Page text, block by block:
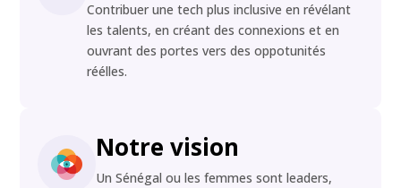
Contribuer une tech plus inclusive en révélant
les talents, en créant des connexions et en
ouvrant des portes vers des oppotunités
réélles.
Notre vision
Un Sénégal ou les femmes sont leaders,